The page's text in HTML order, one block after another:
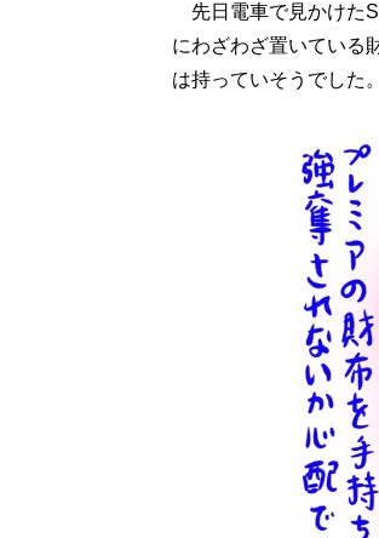
先日電車で見かけた
にわざわざ置いている
は持っていそうでした。